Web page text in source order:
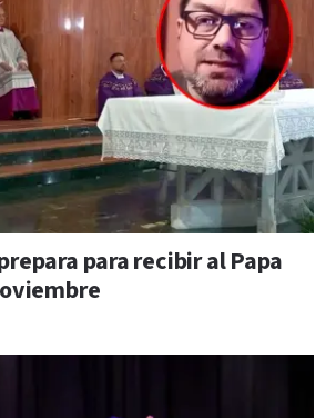
para recibir al Papa